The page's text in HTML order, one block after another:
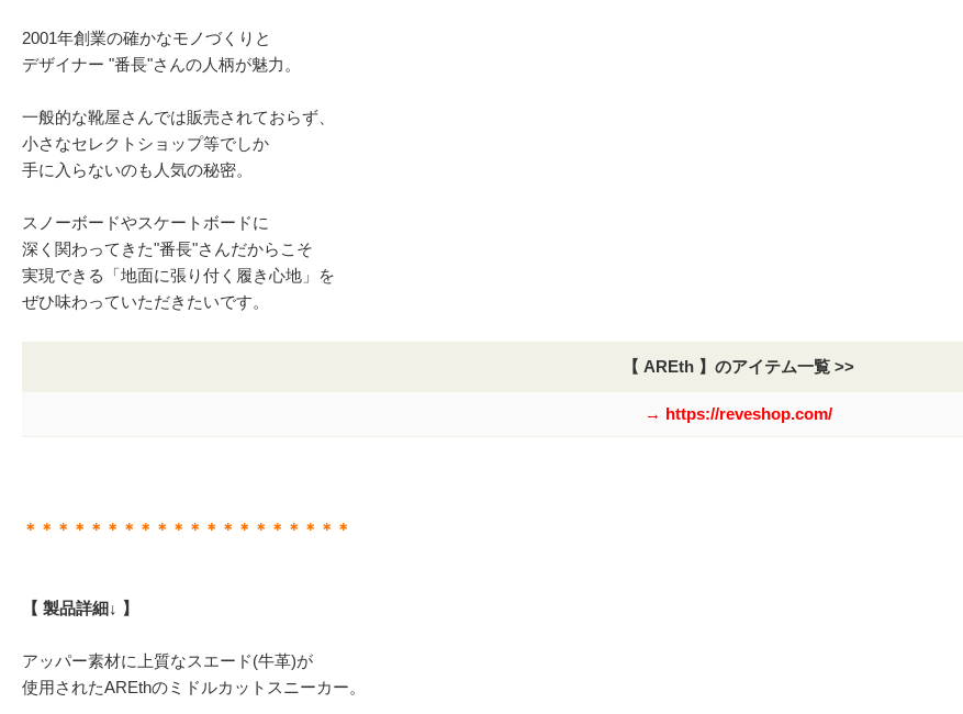
2001年創業の確かなモノづくりと
デザイナー "番長"さんの人柄が魅力。
一般的な靴屋さんでは販売されておらず、
小さなセレクトショップ等でしか
手に入らないのも人気の秘密。
スノーボードやスケートボードに
深く関わってきた"番長"さんだからこそ
実現できる「地面に張り付く履き心地」を
ぜひ味わっていただきたいです。
【 AREth 】のアイテム一覧 >>
→ https://reveshop.com/
＊＊＊＊＊＊＊＊＊＊＊＊＊＊＊＊＊＊＊＊
【 製品詳細↓ 】
アッパー素材に上質なスエード(牛革)が
使用されたAREthのミドルカットスニーカー。